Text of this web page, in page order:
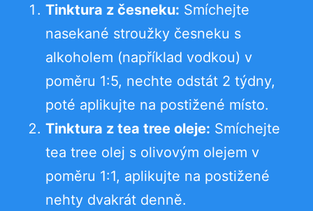
Tinktura z česneku: Smíchejte
nasekané stroužky česneku s
alkoholem (například vodkou) v
poměru 1:5, nechte odstát 2 týdny,
poté aplikujte na postižené místo.
Tinktura z tea tree oleje: Smíchejte
tea tree olej s olivovým olejem v
poměru 1:1, aplikujte na postižené
nehty dvakrát denně.